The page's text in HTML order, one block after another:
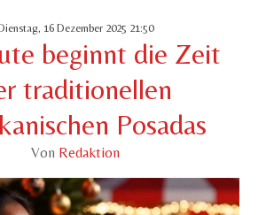
16 Dezember 2025 21:50
beginnt die Zeit
traditionellen
Posadas
Von Redaktion